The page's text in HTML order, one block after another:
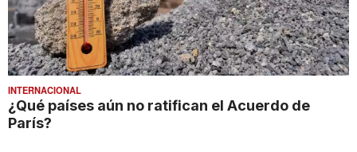
INTERNACIONAL
¿Qué países aún no ratifican el Acuerdo de
París?